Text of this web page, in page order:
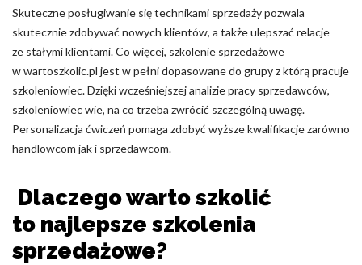
Skuteczne posługiwanie się technikami sprzedaży pozwala
skutecznie zdobywać nowych klientów, a także ulepszać relacje
ze stałymi klientami. Co więcej, szkolenie sprzedażowe
w wartoszkolic.pl jest w pełni dopasowane do grupy z którą pracuje
szkoleniowiec. Dzięki wcześniejszej analizie pracy sprzedawców,
szkoleniowiec wie, na co trzeba zwrócić szczególną uwagę.
Personalizacja ćwiczeń pomaga zdobyć wyższe kwalifikacje zarówno
handlowcom jak i sprzedawcom.
Dlaczego warto szkolić
to najlepsze szkolenia
sprzedażowe?